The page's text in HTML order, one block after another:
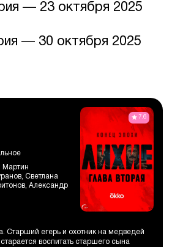
— 23 октября 2025
— 30 октября 2025
Мартин
Светлана
Александр
7.6
Старший егерь и охотник на медведей
воспитать старшего сына